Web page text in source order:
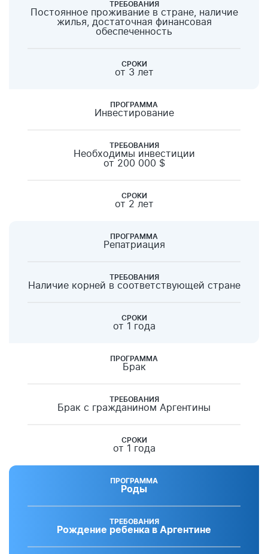
ТРЕБОВАНИЯ
Постоянное проживание в стране, наличие
жилья, достаточная финансовая
обеспеченность
СРОКИ
от 3 лет
ПРОГРАММА
Инвестирование
ТРЕБОВАНИЯ
Необходимы инвестиции
от 200 000 $
СРОКИ
от 2 лет
ПРОГРАММА
Репатриация
ТРЕБОВАНИЯ
Наличие корней в соответствующей стране
СРОКИ
от 1 года
ПРОГРАММА
Брак
ТРЕБОВАНИЯ
Брак с гражданином Аргентины
СРОКИ
от 1 года
ПРОГРАММА
Роды
ТРЕБОВАНИЯ
Рождение ребенка в Аргентине